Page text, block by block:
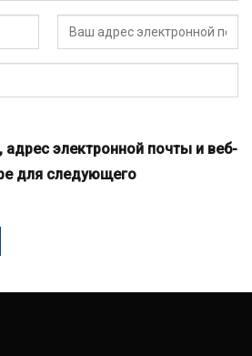
электронной почты и веб-
для следующего